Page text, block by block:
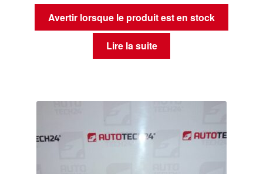
Avertir lorsque le produit est en stock
Lire la suite